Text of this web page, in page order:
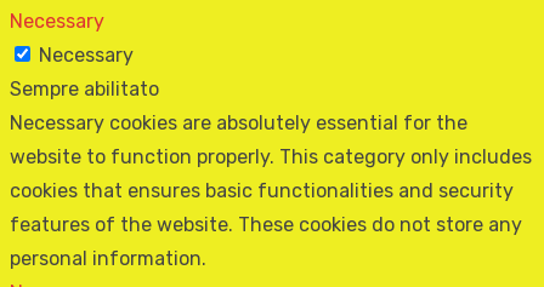
Necessary
Necessary
Sempre abilitato
Necessary cookies are absolutely essential for the
website to function properly. This category only includes
cookies that ensures basic functionalities and security
features of the website. These cookies do not store any
personal information.